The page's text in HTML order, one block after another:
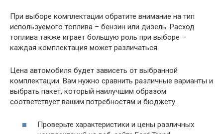
При выборе комплектации обратите внимание на тип
используемого топлива – бензин или дизель. Расход
топлива также играет большую роль при выборе –
каждая комплектация может различаться.
Цена автомобиля будет зависеть от выбранной
комплектации. Вам нужно сравнить различные варианты и
выбрать пакет, который наилучшим образом
соответствует вашим потребностям и бюджету.
Проверьте характеристики и цены различных